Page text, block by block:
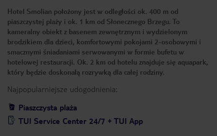
Hotel Smolian położony jest w odległości ok. 400 m od
piaszczystej plaży i ok. 1 km od Słonecznego Brzegu. To
kameralny obiekt z basenem zewnętrznym i wydzielonym
brodzikiem dla dzieci, komfortowymi pokojami 2-osobowymi i
smacznymi śniadaniami serwowanymi w formie bufetu w
hotelowej restauracji. Ok. 2 km od hotelu znajduje się aquapark,
który będzie doskonałą rozrywką dla całej rodziny.
Najpopularniejsze udogodnienia:
Piaszczysta plaża
TUI Service Center 24/7 + TUI App